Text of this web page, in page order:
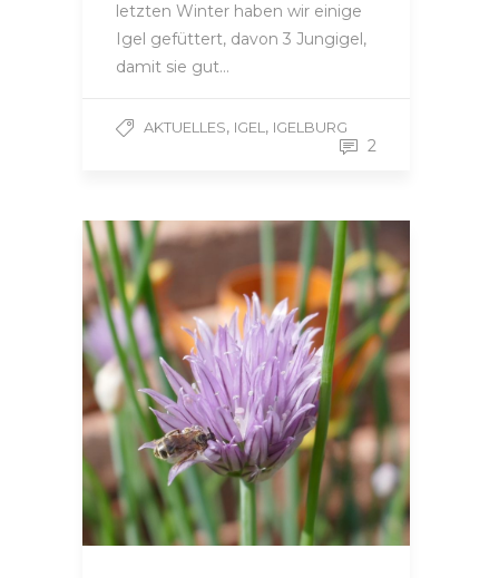
letzten Winter haben wir einige
Igel gefüttert, davon 3 Jungigel,
damit sie gut…
AKTUELLES, IGEL, IGELBURG
2